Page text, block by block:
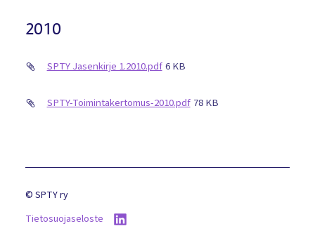
2010
SPTY Jasenkirje 1.2010.pdf 6 KB
SPTY-Toimintakertomus-2010.pdf 78 KB
© SPTY ry
Tietosuojaseloste